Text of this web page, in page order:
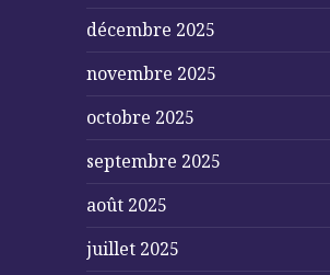
décembre 2025
novembre 2025
octobre 2025
septembre 2025
août 2025
juillet 2025